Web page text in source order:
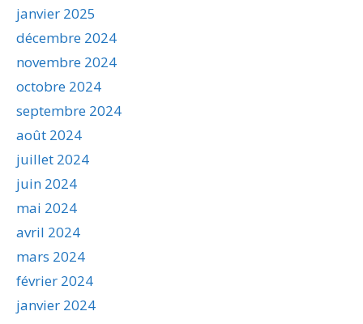
janvier 2025
décembre 2024
novembre 2024
octobre 2024
septembre 2024
août 2024
juillet 2024
juin 2024
mai 2024
avril 2024
mars 2024
février 2024
janvier 2024